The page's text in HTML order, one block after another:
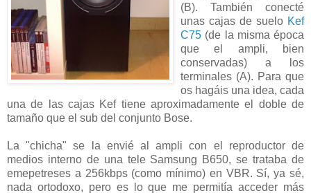
(B). También conecté
unas cajas de suelo Kef
C75 (de la misma época
que el ampli, bien
conservadas) a los
terminales (A). Para que
os hagáis una idea, cada
una de las cajas Kef tiene aproximadamente el doble de
tamaño que el sub del conjunto Bose.
La "chicha" se la envié al ampli con el reproductor de
medios interno de una tele Samsung B650, se trataba de
emepetreses a 256kbps (como mínimo) en VBR. Sí, ya sé,
nada ortodoxo, pero es lo que me permitía acceder más